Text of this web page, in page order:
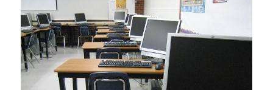
ッ
プ
映
し
出
す、